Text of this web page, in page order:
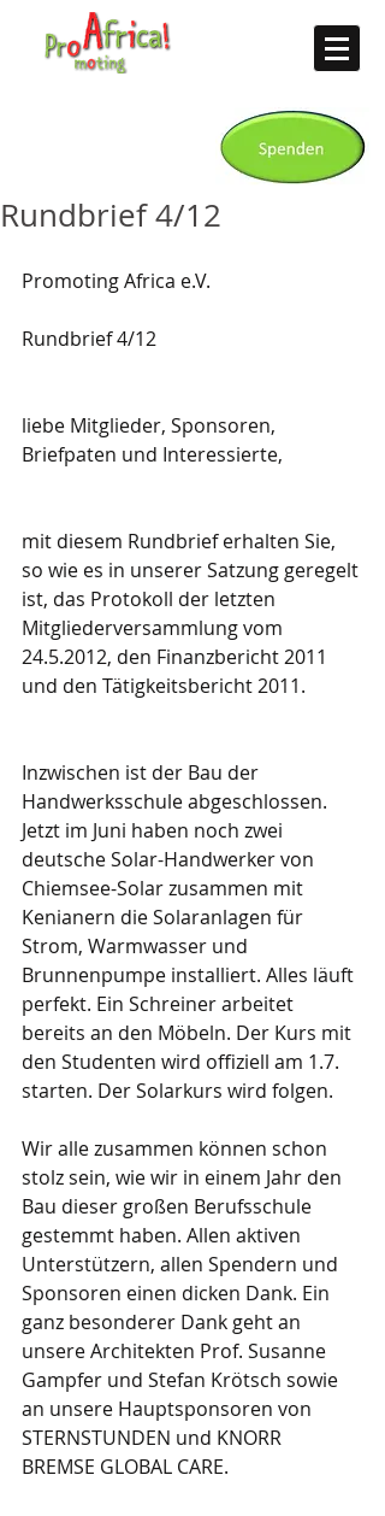
Rundbrief 4/12
Promoting Africa e.V.
Rundbrief 4/12
liebe Mitglieder, Sponsoren,
Briefpaten und Interessierte,
mit diesem Rundbrief erhalten Sie,
so wie es in unserer Satzung geregelt
ist, das Protokoll der letzten
Mitgliederversammlung vom
24.5.2012, den Finanzbericht 2011
und den Tätigkeitsbericht 2011.
Inzwischen ist der Bau der
Handwerksschule abgeschlossen.
Jetzt im Juni haben noch zwei
deutsche Solar-Handwerker von
Chiemsee-Solar zusammen mit
Kenianern die Solaranlagen für
Strom, Warmwasser und
Brunnenpumpe installiert. Alles läuft
perfekt. Ein Schreiner arbeitet
bereits an den Möbeln. Der Kurs mit
den Studenten wird offiziell am 1.7.
starten. Der Solarkurs wird folgen.
Wir alle zusammen können schon
stolz sein, wie wir in einem Jahr den
Bau dieser großen Berufsschule
gestemmt haben. Allen aktiven
Unterstützern, allen Spendern und
Sponsoren einen dicken Dank. Ein
ganz besonderer Dank geht an
unsere Architekten Prof. Susanne
Gampfer und Stefan Krötsch sowie
an unsere Hauptsponsoren von
STERNSTUNDEN und KNORR
BREMSE GLOBAL CARE.